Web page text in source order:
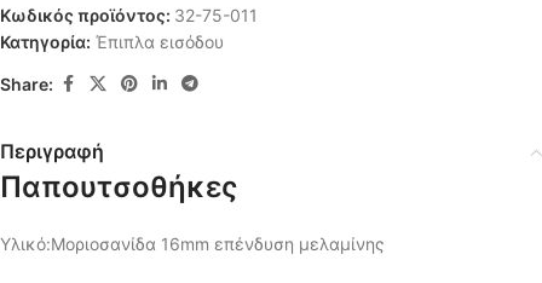
Κωδικός προϊόντος: 32-75-011
Κατηγορία: Έπιπλα εισόδου
Share:
Περιγραφή
Παπουτσοθήκες
Υλικό:Μοριοσανίδα 16mm επένδυση μελαμίνης